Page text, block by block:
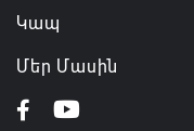
Կապ
Մեր Մասին